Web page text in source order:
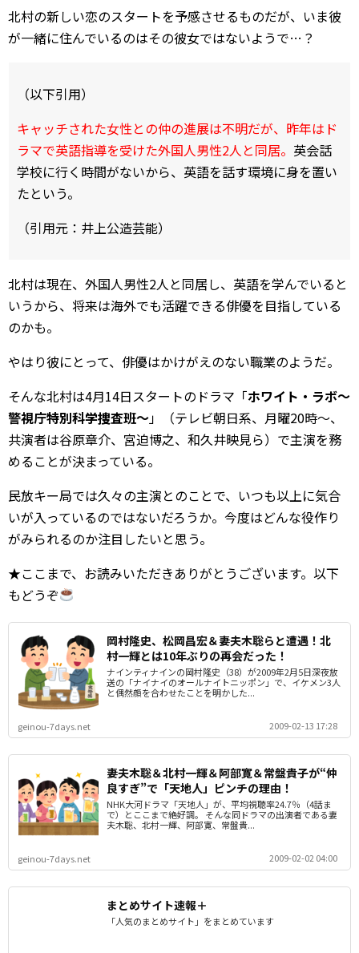
北村の新しい恋のスタートを予感させるものだが、いま彼
が一緒に住んでいるのはその彼女ではないようで…？
（以下引用）
キャッチされた女性との仲の進展は不明だが、昨年はド
ラマで英語指導を受けた外国人男性2人と同居。 英会話
学校に行く時間がないから、英語を話す環境に身を置い
たという。
（引用元：井上公造芸能）
北村は現在、外国人男性2人と同居し、英語を学んでいると
いうから、将来は海外でも活躍できる俳優を目指している
のかも。
やはり彼にとって、俳優はかけがえのない職業のようだ。
そんな北村は4月14日スタートのドラマ「ホワイト・ラボ～
警視庁特別科学捜査班～」（テレビ朝日系、月曜20時～、
共演者は谷原章介、宮迫博之、和久井映見ら）で主演を務
めることが決まっている。
民放キー局では久々の主演とのことで、いつも以上に気合
いが入っているのではないだろうか。今度はどんな役作り
がみられるのか注目したいと思う。
★ここまで、お読みいただきありがとうございます。以下
もどうぞ
岡村隆史、松岡昌宏＆妻夫木聡らと遭遇！北
村一輝とは10年ぶりの再会だった！
ナインティナインの岡村隆史（38）が2009年2月5日深夜放
送の「ナイナイのオールナイトニッポン」で、イケメン3人
と偶然顔を合わせたことを明かした...
geinou-7days.net 2009-02-13 17:28
妻夫木聡＆北村一輝＆阿部寛＆常盤貴子が“仲
良すぎ”で「天地人」ピンチの理由！
NHK大河ドラマ「天地人」が、平均視聴率24.7％（4話ま
で）とここまで絶好調。 そんな同ドラマの出演者である妻
夫木聡、北村一輝、阿部寛、常盤貴...
geinou-7days.net 2009-02-02 04:00
まとめサイト速報＋
「人気のまとめサイト」をまとめています